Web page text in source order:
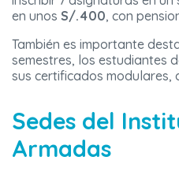
en unos S/.400, con
También es importante
semestres, los estudiantes
sus certificados modulares,
Sedes del
Armadas